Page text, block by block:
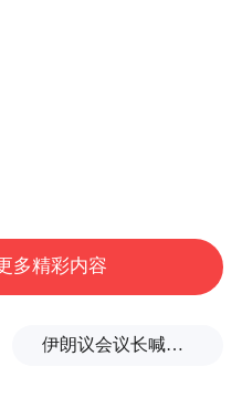
多精彩内容
伊朗议会议长喊话：别再作秀了！